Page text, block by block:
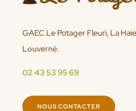
GAEC Le Potager Fleuri, La
Louverné.
02 43 53 95 69
NOUS CONTACTER